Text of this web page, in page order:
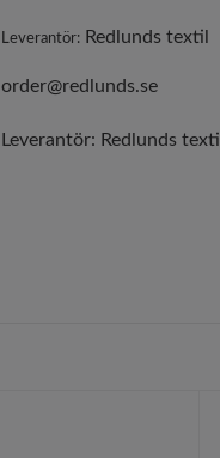
Leverantör:Redlunds textil
order@redlunds.se
Leverantör: Redlunds textil